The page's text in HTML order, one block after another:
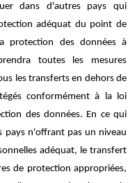
dans d'autres pays qui
adéquat du point de
protection des données à
toutes les mesures
les transferts en dehors de
conformément à la loi
des données. En ce qui
pays n'offrant pas un niveau
adéquat, le transfert
de protection appropriées,